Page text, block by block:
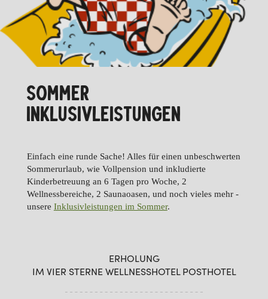
SOMMER
INKLUSIVLEISTUNGEN
Einfach eine runde Sache! Alles für einen unbeschwerten
Sommerurlaub, wie Vollpension und inkludierte
Kinderbetreuung an 6 Tagen pro Woche, 2
Wellnessbereiche, 2 Saunaoasen, und noch vieles mehr -
unsere Inklusivleistungen im Sommer.
ERHOLUNG
IM VIER STERNE WELLNESSHOTEL POSTHOTEL